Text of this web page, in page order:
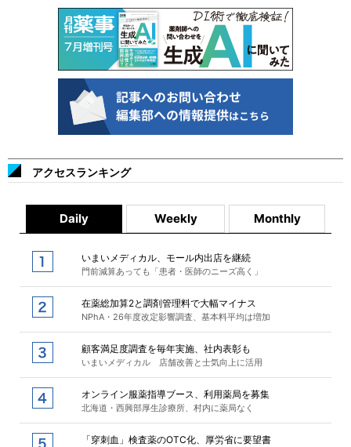
アクセスランキング
Daily Weekly Monthly
いまいメディカル、モール内出店を継続
門前減算あっても「患者・医師のニーズ高く」
在薬総加算2と調剤管理料で大幅マイナス
NPhA・26年度改定影響調査、基本料平均は増加
顧客満足度調査を毎年実施、社内表彰も
いまいメディカル 店舗改善と士気向上に活用
オンライン服薬指導ブース、利用薬局を募集
北海道・西興部厚生診療所、村内に薬局なく
「穿刺血」検査薬のOTC化、厚労省に要望書